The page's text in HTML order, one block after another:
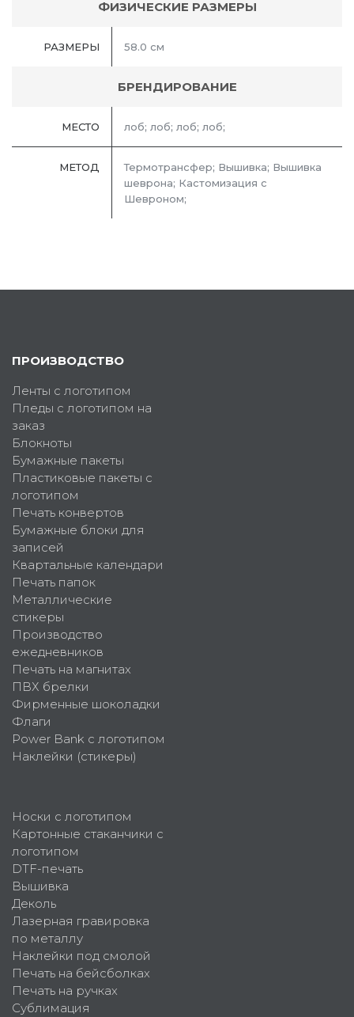
ФИЗИЧЕСКИЕ РАЗМЕРЫ
РАЗМЕРЫ 58.0 см
БРЕНДИРОВАНИЕ
МЕСТО лоб; лоб; лоб; лоб;
МЕТОД
Термотрансфер; Вышивка; Вышивка
шеврона; Кастомизация с
Шевроном;
ПРОИЗВОДСТВО
Ленты с логотипом
Пледы с логотипом на
заказ
Блокноты
Бумажные пакеты
Пластиковые пакеты с
логотипом
Печать конвертов
Бумажные блоки для
записей
Квартальные календари
Печать папок
Металлические
стикеры
Производство
ежедневников
Печать на магнитах
ПВХ брелки
Фирменные шоколадки
Флаги
Power Bank с логотипом
Наклейки (стикеры)
Носки с логотипом
Картонные стаканчики с
логотипом
DTF-печать
Вышивка
Деколь
Лазерная гравировка
по металлу
Наклейки под смолой
Печать на бейсболках
Печать на ручках
Сублимация